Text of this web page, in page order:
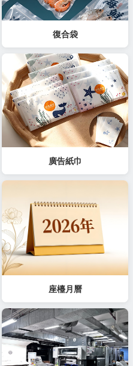
復合袋
廣告紙巾
座檯月曆